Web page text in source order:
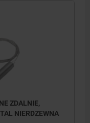
ZDALNIE,
NIERDZEWNA